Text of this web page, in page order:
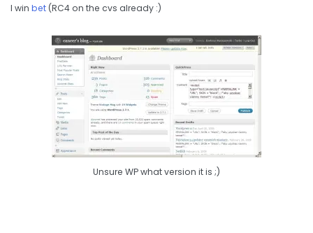
I win bet (RC4 on the cvs already :)
Unsure WP what version it is ;)